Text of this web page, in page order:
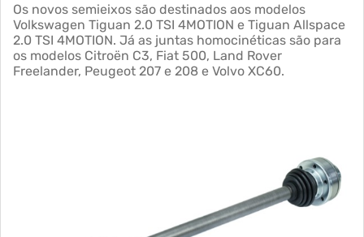
Os novos semieixos são destinados aos modelos
Volkswagen Tiguan 2.0 TSI 4MOTION e Tiguan Allspace
2.0 TSI 4MOTION. Já as juntas homocinéticas são para
os modelos Citroën C3, Fiat 500, Land Rover
Freelander, Peugeot 207 e 208 e Volvo XC60.